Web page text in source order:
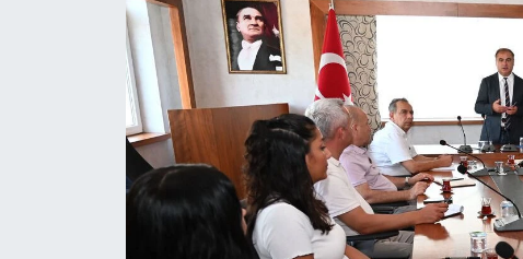
SİYASET
SAĞLIK
EĞİTİM
Haber Arşivi